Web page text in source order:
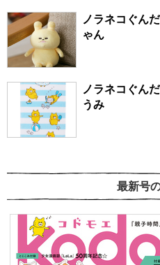
ノラネコぐん
ゃん
ノラネコぐん
うみ
最新号